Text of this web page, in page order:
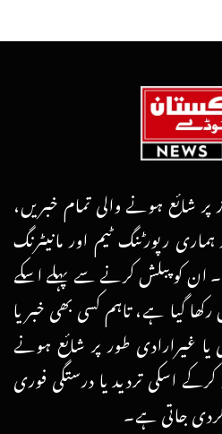
شائع ہونے والی تمام خبریں،
رپورٹنگ ٹیم اور مانیٹرنگ
ان کو پبلش کرنے سے پہلے اسکے
گیا ہے، تاہم کسی بھی خبر یا
غیرارادی طور پر شائع ہونے
اسکی تردید یا درستگی فوری
جاتی ہے۔